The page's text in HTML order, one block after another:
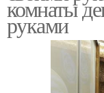
комнаты
руками